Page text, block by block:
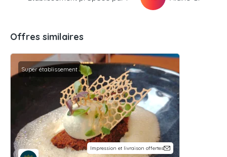
Offres similaires
Super établissement
Impression et livraison offertes